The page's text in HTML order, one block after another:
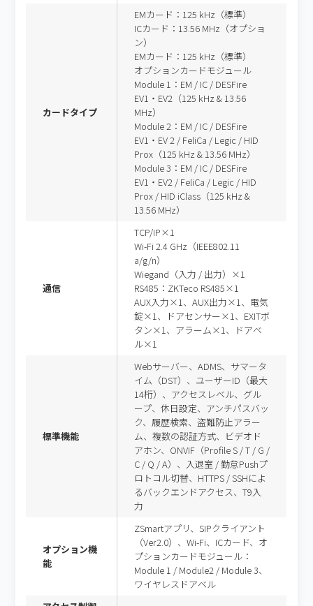
カードタイプ
EMカード：125 kHz（標準）
ICカード：13.56 MHz（オプショ
ン）
EMカード：125 kHz（標準）
オプションカードモジュール
Module 1：EM / IC / DESFire
EV1・EV2（125 kHz & 13.56
MHz）
Module 2：EM / IC / DESFire
EV1・EV 2 / FeliCa / Legic / HID
Prox（125 kHz & 13.56 MHz）
Module 3：EM / IC / DESFire
EV1・EV2 / FeliCa / Legic / HID
Prox / HID iClass（125 kHz &
13.56 MHz）
通信
TCP/IP×1
Wi-Fi 2.4 GHz（IEEE802.11
a/g/n）
Wiegand（入力 / 出力）×1
RS485：ZKTeco RS485×1
AUX入力×1、AUX出力×1、電気
錠×1、ドアセンサー×1、EXITボ
タン×1、アラーム×1、ドアベ
ル×1
標準機能
Webサーバー、ADMS、サマータ
イム（DST）、ユーザーID（最大
14桁）、アクセスレベル、グル
ープ、休日設定、アンチパスバッ
ク、履歴検索、盗難防止アラー
ム、複数の認証方式、ビデオド
アホン、ONVIF（Profile S / T / G /
C / Q / A）、入退室 / 勤怠Pushプ
ロトコル切替、HTTPS / SSHによ
るバックエンドアクセス、T9入
力
オプション機
能
ZSmartアプリ、SIPクライアント
（Ver2.0）、Wi-Fi、ICカード、オ
プションカードモジュール：
Module 1 / Module2 / Module 3、
ワイヤレスドアベル